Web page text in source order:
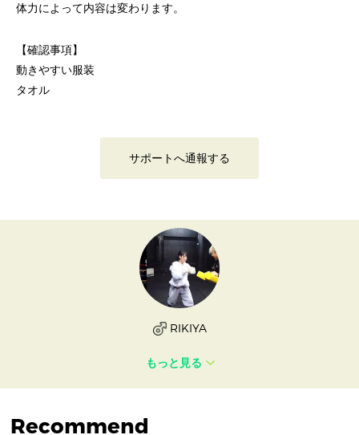
体力によって内容は変わります。
【確認事項】
動きやすい服装
タオル
サポートへ通報する
RIKIYA
もっと見る
Recommend